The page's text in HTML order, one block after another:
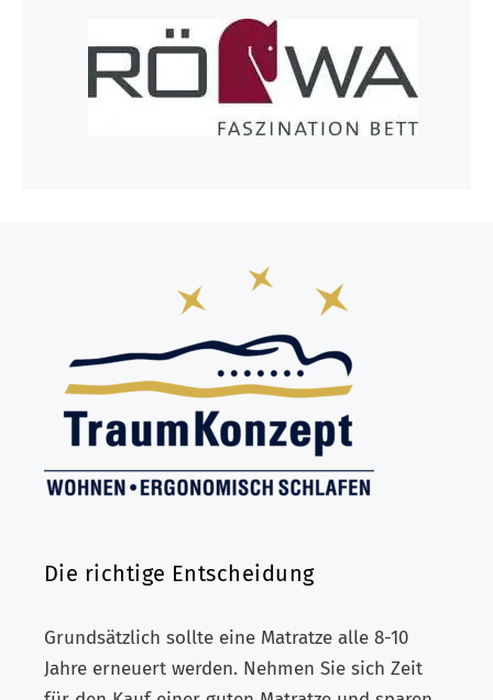
Die richtige Entscheidung
Grundsätzlich sollte eine Matratze alle 8-10
Jahre erneuert werden. Nehmen Sie sich Zeit